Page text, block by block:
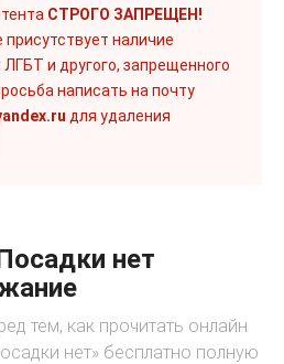
СТРОГО ЗАПРЕЩЕН!
присутствует наличие
и другого, запрещенного
написать на почту
для удаления
нет
тем, как прочитать онлайн
нет» бесплатно полную